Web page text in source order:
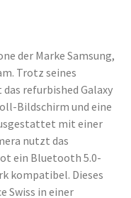
der Marke Samsung,
Trotz seines
refurbished Galaxy
Bildschirm und eine
mit einer
nutzt das
ein Bluetooth 5.0-
kompatibel. Dieses
Swiss in einer